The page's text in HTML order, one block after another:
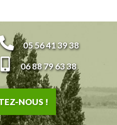
05 56 41 39 38
06 88 79 63 38
NOUS !